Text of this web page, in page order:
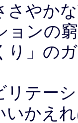
やか
ョンの
り」の
テー
いかえ